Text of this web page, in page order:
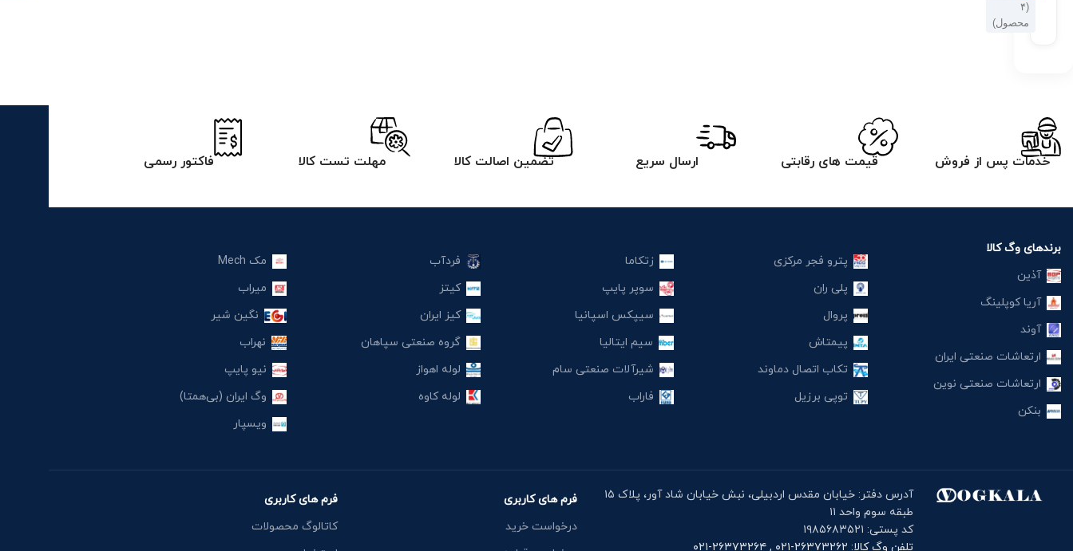
(۴
محصول)
خدمات پس از فروش قیمت های رقابتی ارسال سریع تضمین اصالت کالا مهلت تست کالا فاکتور رسمی
برندهای وگ کالا
آذین
آریا کوپلینگ
آوند
ارتعاشات صنعتی ایران
ارتعاشات صنعتی نوین
بنکن
پترو فجر مرکزی
پلی ران
پروال
پیمتاش
تکاب اتصال دماوند
توپی برزیل
زتکاما
سوپر پایپ
سیپکس اسپانیا
سیم ایتالیا
شیرآلات صنعتی سام
فاراب
فردآب
کیتز
کیز ایران
گروه صنعتی سپاهان
لوله اهواز
لوله کاوه
مک Mech
میراب
نگین شیر
نهراب
نیو پایپ
وگ ایران (بی‌همتا)
ویسپار
آدرس دفتر: خیابان مقدس اردبیلی، نبش خیابان شاد آور، پلاک ۱۵
طبقه سوم واحد ۱۱
کد پستی: ۱۹۸۵۶۸۳۵۲۱
تلفن وگ کالا: ۲۶۳۷۳۲۶۲-۰۲۱ , ۲۶۳۷۳۲۶۴-۰۲۱
فرم های کاربری
درخواست خرید
فرم های کاربری
کاتالوگ محصولات